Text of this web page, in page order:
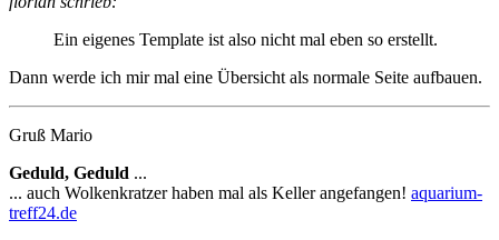
Ein eigenes Template ist also nicht mal eben so erstellt.
Dann werde ich mir mal eine Übersicht als normale Seite aufbauen.
Gruß Mario
Geduld, Geduld ...
... auch Wolkenkratzer haben mal als Keller angefangen! aquarium-
treff24.de